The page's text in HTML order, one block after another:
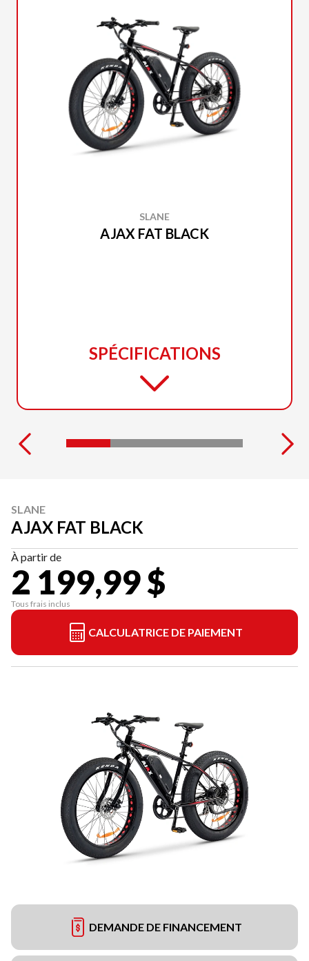
SLANE
AJAX FAT BLACK
SPÉCIFICATIONS
SLANE
AJAX FAT BLACK
À partir de
2 199,99 $
Tous frais inclus
CALCULATRICE DE PAIEMENT
DEMANDE DE FINANCEMENT